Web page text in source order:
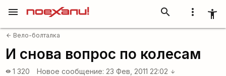
more_vert accessibility_new
search
menu
arrow_back Вело-болталка
И снова вопрос по колесам
visibility 1 320 Новое сообщение: 23 Фев, 2011 22:02 arrow_downward